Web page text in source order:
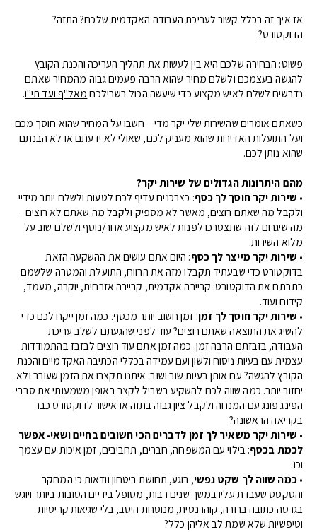
אז איך זה בכלל קשור לעריכת העבודה האקדמית שלכם? התזה?
הדוקטורט?
פשוט: הבחירה שלכם היא בין לעשות את תהליך העריכה והכנת הקובץ
להגשה בעצמכם ולשלם מחיר שהוא הרבה פעמים גבוה מהמחיר שאתם
נדרשים לשלם לאיש מקצוע כדי שיעשה הכול בשבילכם מאל"ף ועד תי"ו.
כשאתם אומרים שהשירות שלי יקר מדי – חשבו על המחיר שהוא חוסך מכם
ועל התועלות האדירות שהוא מעניק לכם, שאולי לא ידעתם או לא הבנתם
שהוא נותן לכם.
מהם היתרונות הגדולים של שירות יקר?
• שירות יקר חוסך לך כסף: כצרכנים עדיף לכם לטעות ולשלם יותר מידיי
ולקבל מה שאתם רוצים, מאשר לא מספיק ולקבל מה שאתם לא רוצים –
מה שיגרום לזה שתצטרכו לפנות לאיש מקצוע אחר/נוסף ולשלם שוב על
מלוא השירות.
• שירות יקר מייצר לך כסף: היום אתם עושים את ההשקעה הזאת
בדוקטורט כדי שבעתיד תקבלו מזה את הרווח, התועלת והמטרה שלשמם
כתבתם את הדוקטורט: קריירה אקדמית, קריירה אזרחית, יוקרה, מעמד,
קידום ועוד.
• שירות יקר חוסך לך זמן: זמן חשוב יותר מכסף. כמה זמן ייקח לכם כדי
להשיג את התוצאה שאתם רוצים? עוד לפני שהגעתם לשלב עריכת
העבודה, בזבזתם הרבה זמן. כמה זמן אתם עוד רוצים לבזבז בהתמודדות
עצמית עם בעיות ניסוח ולשון ועם עמידה בכללי הכתיבה האקדמיים והכנת
הקובץ להגשה? עם אותן בעיות שוב ושוב. איתנו תקצרו את הזמן שעובר ולא
יחזור יותר. כמה שווה לכם להשקיע בשביל לקצר באופן משמעותי את סבבי
הפינג פונג עם המנחה ולקבל ציון גבוה בתזה או אישור לדוקטורט כבר
בקריאה הראשונה?
• שירות יקר משאיר לך זמן לדברים הכי חשובים בחיים ושאי-אפשר
לכמת בכסף: בילוי עם המשפחה, חברים, תחביבים, זמן איכות עם עצמך
וכו'.
•כמה שווה לך שקט נפשי, רוגע, תחושת ביטחון וודאות כי המחקר
והטקסט שעבדת עליו במשך שנים רבות, מטופל בידיים הטובות ביותר ויוגש
בגרסה כתובה ברורה, קוהרנטית, מנוסחת היטב, בלי שגיאות קריטיות
וטיפשיות שלא שמת לב אליהן כלל?